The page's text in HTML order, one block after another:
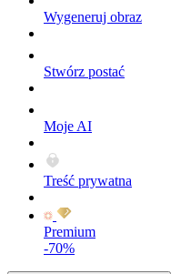
Wygeneruj obraz
Stwórz postać
Moje AI
Treść prywatna
Premium
-70%